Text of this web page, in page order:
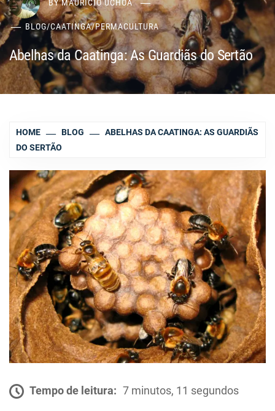
BYMAURÍCIO UCHÔA
BLOG/CAATINGA/PERMACULTURA
Abelhas da Caatinga: As Guardiãs do Sertão
HOME BLOG
ABELHAS DA CAATINGA: AS GUARDIÃS
DO SERTÃO
Tempo de leitura: 7 minutos, 11 segundos